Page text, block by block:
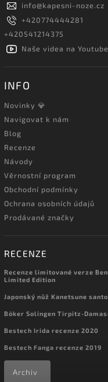
info@kapesni-noze.cz
+420774444281
+420541214375
Naše videa na Youtube
INFO
Novinky 💎
Navigovat k nám
Blog
Recenze
Návody
Věrnostní program
Obchodní podmínky
Ochrana osobních údajů
Prodávané značky
RECENZE
Recenze limitované verze
Limited Edition
Japonský nůž Kanetsune
Böker Solingen Tirpitz-
Bestech Irida recenze 2020
Bestech Fanga recenze 2019
Archiv